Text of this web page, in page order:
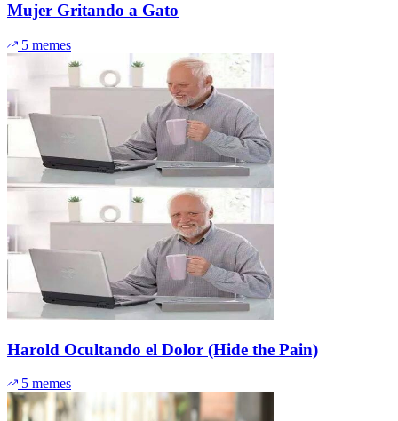
Mujer Gritando a Gato
5 memes
Harold Ocultando el Dolor (Hide the Pain)
5 memes